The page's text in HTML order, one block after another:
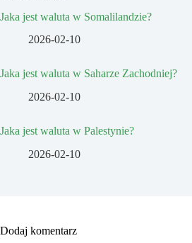
Jaka jest waluta w Somalilandzie?
2026-02-10
Jaka jest waluta w Saharze Zachodniej?
2026-02-10
Jaka jest waluta w Palestynie?
2026-02-10
Dodaj komentarz